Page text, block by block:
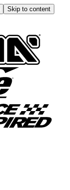
Skip to content